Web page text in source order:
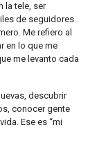
la tele, ser
de seguidores
Me refiero al
en lo que me
me levanto cada
descubrir
conocer gente
Ese es “mi